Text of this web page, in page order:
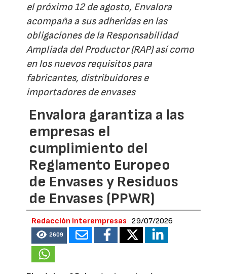
el próximo 12 de agosto, Envalora
acompaña a sus adheridas en las
obligaciones de la Responsabilidad
Ampliada del Productor (RAP) así como
en los nuevos requisitos para
fabricantes, distribuidores e
importadores de envases
Envalora garantiza a las
empresas el
cumplimiento del
Reglamento Europeo
de Envases y Residuos
de Envases (PPWR)
Redacción Interempresas 29/07/2026
2609